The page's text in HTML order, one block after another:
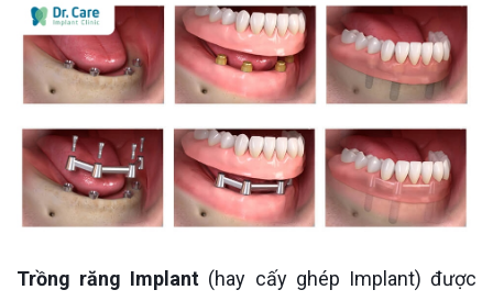
Trồng răng Implant (hay cấy ghép Implant) được